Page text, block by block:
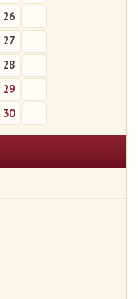
26
27
28
29
30